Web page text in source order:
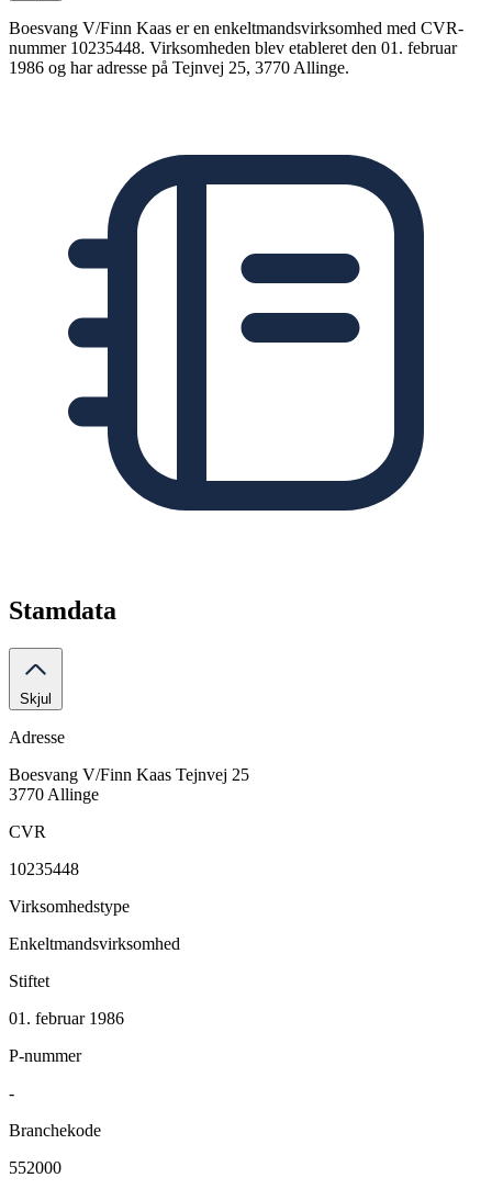
Boesvang V/Finn Kaas er en enkeltmandsvirksomhed med CVR-
nummer 10235448. Virksomheden blev etableret den 01. februar
1986 og har adresse på Tejnvej 25, 3770 Allinge.
Stamdata
Skjul
Adresse
Boesvang V/Finn Kaas Tejnvej 25
3770 Allinge
CVR
10235448
Virksomhedstype
Enkeltmandsvirksomhed
Stiftet
01. februar 1986
P-nummer
-
Branchekode
552000